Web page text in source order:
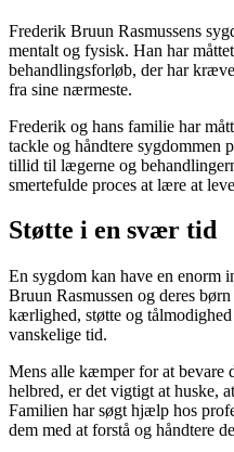
Frederik Bruun Rasmussens
mentalt og fysisk. Han har
behandlingsforløb, der har
fra sine nærmeste.
Frederik og hans familie har
tackle og håndtere sygdommen
tillid til lægerne og
smertefulde proces at lære at
Støtte i en svær tid
En sygdom kan have en enorm
Bruun Rasmussen og deres
kærlighed, støtte og
vanskelige tid.
Mens alle kæmper for at bevare
helbred, er det vigtigt at huske,
Familien har søgt hjælp hos
dem med at forstå og håndtere